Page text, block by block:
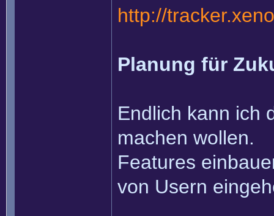
http://
Planung für
Endlich kann ich
machen wollen.
Features
von Usern